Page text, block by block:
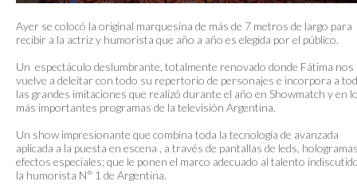
Ayer se colocó la original marquesina de más de 7 metros de largo para
recibir a la actriz y humorista que año a año es elegida por el público.
Un espectáculo deslumbrante, totalmente renovado donde Fátima nos
vuelve a deleitar con todo su repertorio de personajes e incorpora a
las grandes imitaciones que realizó durante el año en Showmatch y en
más importantes programas de la televisión Argentina.
Un show impresionante que combina toda la tecnología de avanzada
aplicada a la puesta en escena , a través de pantallas de leds,
efectos especiales; que le ponen el marco adecuado al talento
la humorista N° 1 de Argentina.